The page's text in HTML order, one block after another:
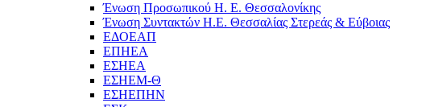
Ένωση Προσωπικού Η. Ε. Θεσσαλονίκης
Ένωση Συντακτών Η.Ε. Θεσσαλίας Στερεάς & Εύβοιας
ΕΔΟΕΑΠ
ΕΠΗΕΑ
ΕΣΗΕΑ
ΕΣΗΕΜ-Θ
ΕΣΗΕΠΗΝ